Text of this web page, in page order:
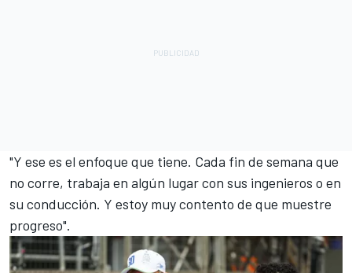
"Y ese es el enfoque que tiene. Cada fin de semana que
no corre, trabaja en algún lugar con sus ingenieros o en
su conducción. Y estoy muy contento de que muestre
progreso".